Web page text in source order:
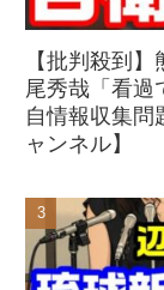
【批判殺到
尾秀哉「看過
自情報収集問
ャンネル】